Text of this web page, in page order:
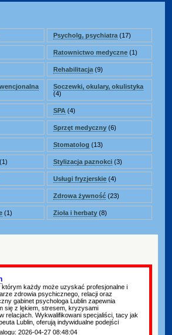
(1)
(1)
Psycholg, psychiatra (17)
Ratownictwo medyczne (1)
Rehabilitacja (9)
Soczewki, okulary, okulistyka
(4)
SPA (4)
Sprzęt medyczny (6)
Stomatolog (13)
Stylizacja paznokci (3)
Usługi fryzjerskie (4)
Zdrowa żywność (23)
Zioła i herbaty (8)
każdy może uzyskać profesjonalne i
zdrowia psychicznego, relacji oraz
gabinet psychologa Lublin zapewnia
się z lękiem, stresem, kryzysami
relacjach. Wykwalifikowani specjaliści, tacy jak
Lublin, oferują indywidualne podejści
2026-04-27 08:48:04